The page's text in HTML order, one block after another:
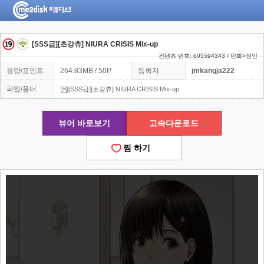
[SSS급][초강츄] NIURA CRISIS Mix-up
컨텐츠 번호: 605594343 / 만화>성인
용량/포인트 264.83MB / 50P 등록자 jmkangja222
파일/폴더 [SSS급][초강츄] NIURA CRISIS Mix-up
뷰어 바로보기 고속다운로드
찜 하기